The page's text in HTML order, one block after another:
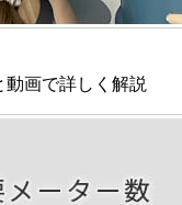
画で詳しく解説